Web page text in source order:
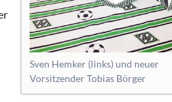
Sven Hemker (links) und neuer
Vorsitzender Tobias Börger